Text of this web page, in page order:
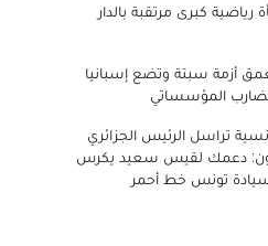
كبرى مرتقبة بالدار
أزمة سبتة وتضع إسبانيا
المؤسساتي
تراسل الرئيس الجزائري
دعمك لقيس سعيد يكرس
وسيادة تونس خط أحمر